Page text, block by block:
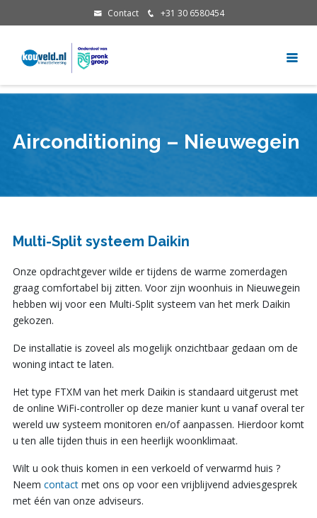
Contact +31 30 6580454
Airconditioning – Nieuwegein
Multi-Split systeem Daikin
Onze opdrachtgever wilde er tijdens de warme zomerdagen
graag comfortabel bij zitten. Voor zijn woonhuis in Nieuwegein
hebben wij voor een Multi-Split systeem van het merk Daikin
gekozen.
De installatie is zoveel als mogelijk onzichtbaar gedaan om de
woning intact te laten.
Het type FTXM van het merk Daikin is standaard uitgerust met
de online WiFi-controller op deze manier kunt u vanaf overal ter
wereld uw systeem monitoren en/of aanpassen. Hierdoor komt
u ten alle tijden thuis in een heerlijk woonklimaat.
Wilt u ook thuis komen in een verkoeld of verwarmd huis ?
Neem contactmet ons op voor een vrijblijvend adviesgesprek
met één van onze adviseurs.